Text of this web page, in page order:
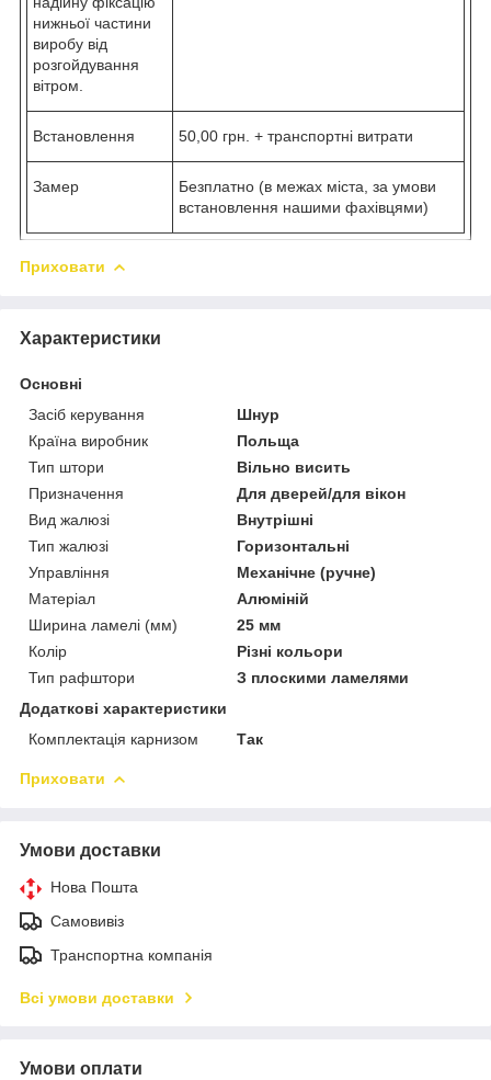
нижньої частини
виробу від
розгойдування
вітром.
Встановлення 50,00 грн. + транспортні витрати
Замер
Безплатно (в межах міста, за умови
встановлення нашими фахівцями)
Приховати
Характеристики
Основні
Засіб керування
Шнур
Країна виробник
Польща
Тип штори
Вільно висить
Призначення
Для дверей/для вікон
Вид жалюзі
Внутрішні
Тип жалюзі
Горизонтальні
Управління
Механічне (ручне)
Матеріал
Алюміній
Ширина ламелі (мм)
25 мм
Колір
Різні кольори
Тип рафштори
З плоскими ламелями
Додаткові характеристики
Комплектація карнизом
Так
Приховати
Умови доставки
Нова Пошта
Самовивіз
Транспортна компанія
Всі умови доставки
Умови оплати